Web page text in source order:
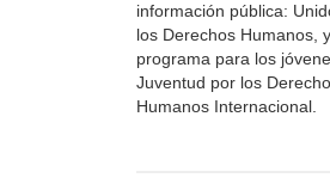
información pública:
los Derechos Humanos,
programa para los
Juventud por los
Humanos Internacional.